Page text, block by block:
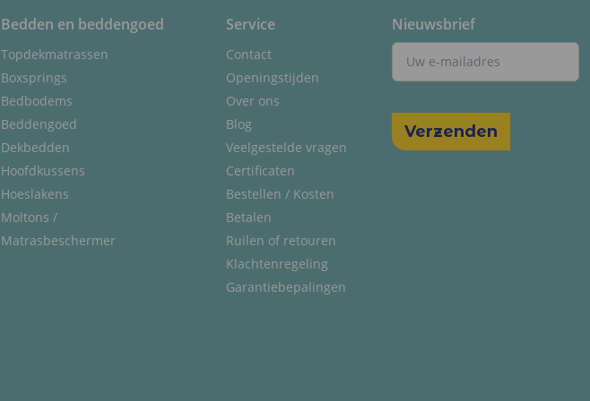
Bedden en beddengoed
Topdekmatrassen
Boxsprings
Bedbodems
Beddengoed
Dekbedden
Hoofdkussens
Hoeslakens
Moltons /
Matrasbeschermer
Service
Contact
Openingstijden
Over ons
Blog
Veelgestelde vragen
Certificaten
Bestellen / Kosten
Betalen
Ruilen of retouren
Klachtenregeling
Garantiebepalingen
Nieuwsbrief